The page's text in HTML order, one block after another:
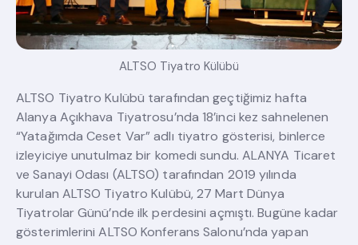
ALTSO Tiyatro Külübü
ALTSO Tiyatro Kulübü tarafından geçtiğimiz hafta
Alanya Açıkhava Tiyatrosu’nda 18’inci kez sahnelenen
“Yatağımda Ceset Var” adlı tiyatro gösterisi, binlerce
izleyiciye unutulmaz bir komedi sundu. ALANYA Ticaret
ve Sanayi Odası (ALTSO) tarafından 2019 yılında
kurulan ALTSO Tiyatro Kulübü, 27 Mart Dünya
Tiyatrolar Günü’nde ilk perdesini açmıştı. Bugüne kadar
gösterimlerini ALTSO Konferans Salonu’nda yapan